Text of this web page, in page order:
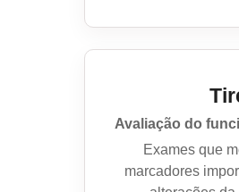
Avaliação do
Exames que
marcadores